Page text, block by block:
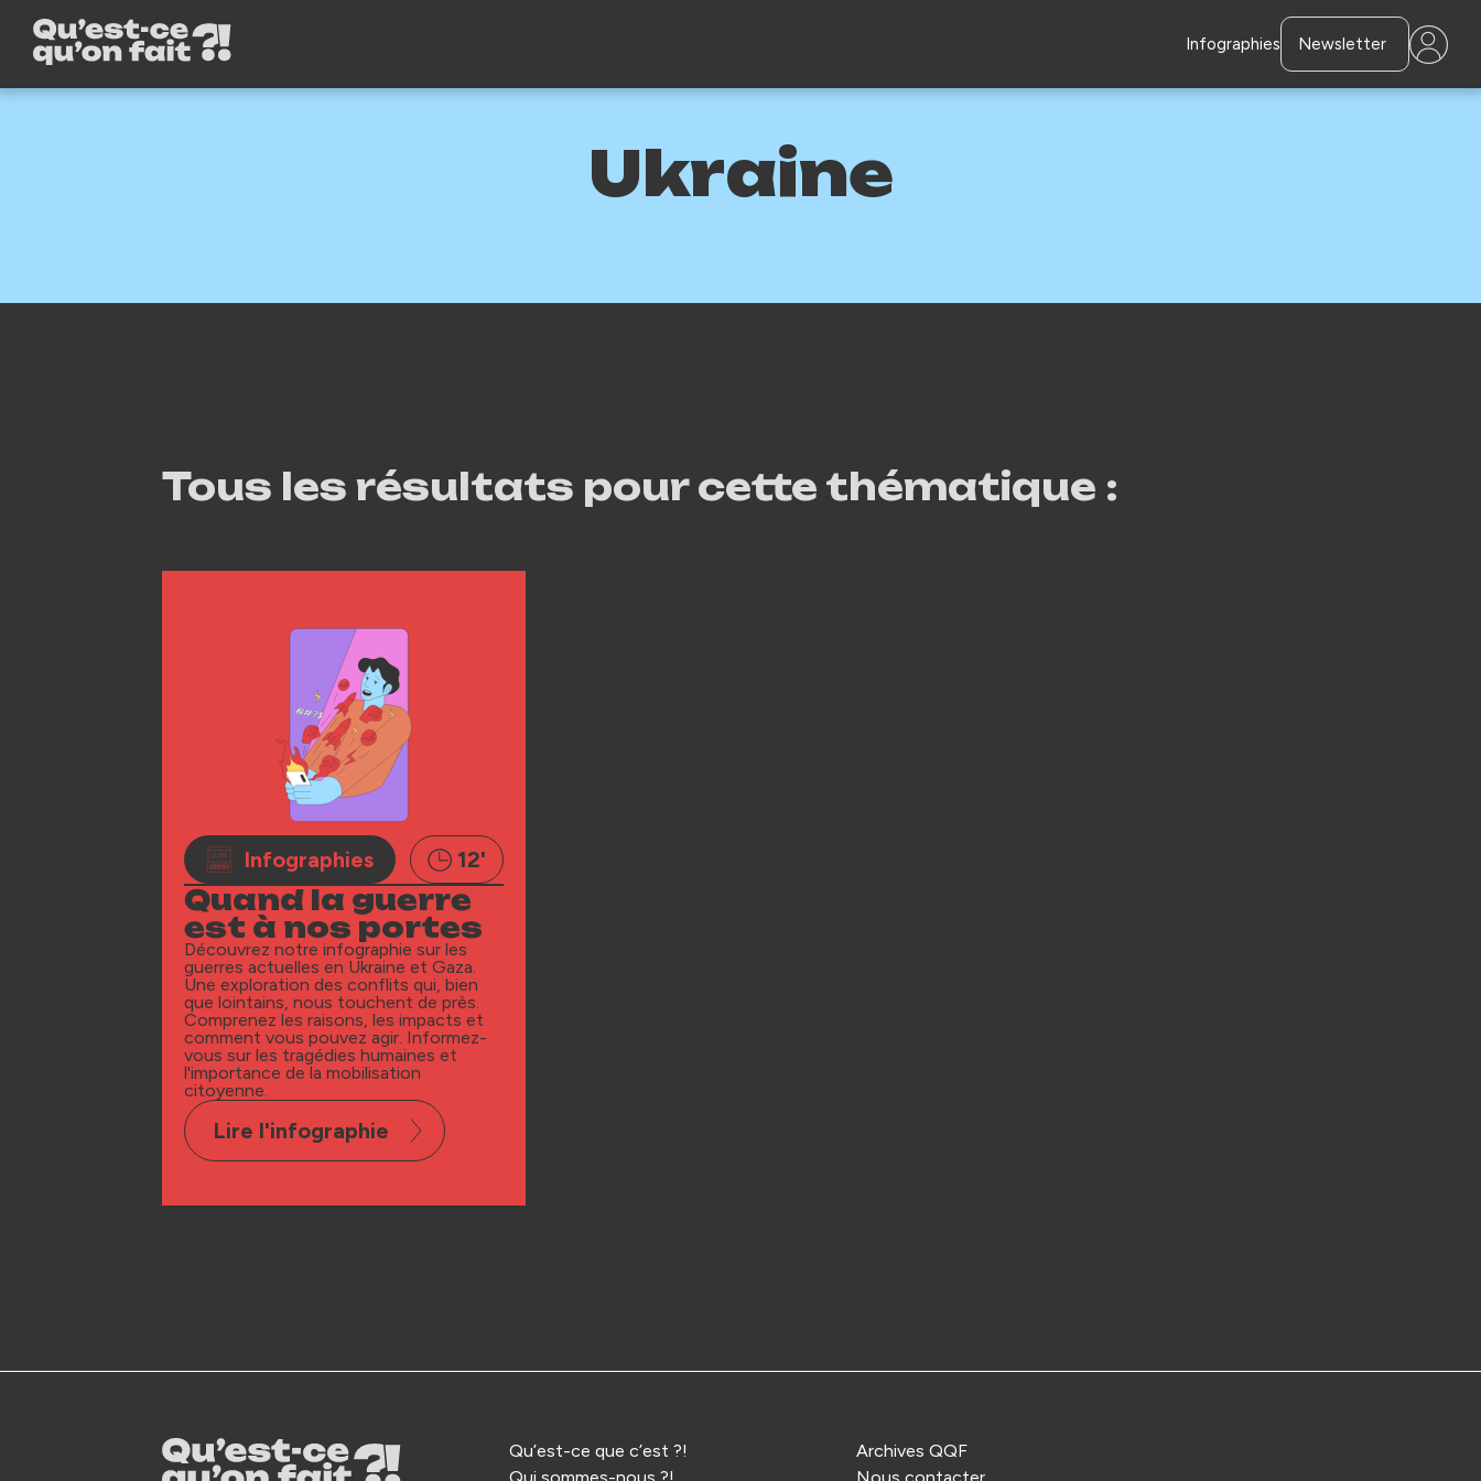
Infographies Newsletter
Ukraine
Tous les résultats pour cette thématique :
Infographies 12'
Quand la guerre
est à nos portes
Découvrez notre infographie sur les
guerres actuelles en Ukraine et Gaza.
Une exploration des conflits qui, bien
que lointains, nous touchent de près.
Comprenez les raisons, les impacts et
comment vous pouvez agir. Informez-
vous sur les tragédies humaines et
l'importance de la mobilisation
citoyenne.
Lire l'infographie
Qu’est-ce que c’est ?!
Archives QQF